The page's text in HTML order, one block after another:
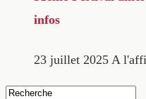
infos
23 juillet 2025 A